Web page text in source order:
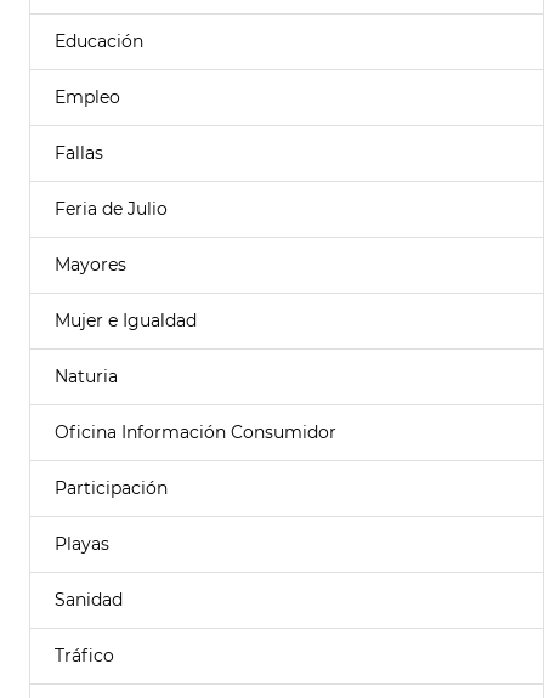
Educación
Empleo
Fallas
Feria de Julio
Mayores
Mujer e Igualdad
Naturia
Oficina Información Consumidor
Participación
Playas
Sanidad
Tráfico